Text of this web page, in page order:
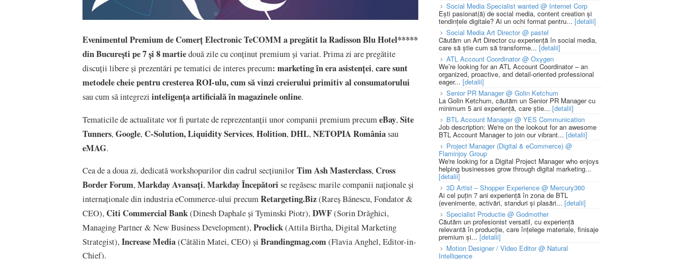
Evenimentul Premium de Comerț Electronic TeCOMM a pregătit la Radisson Blu Hotel*****
din București pe 7 și 8 martiedouă zile cu conținut premium și variat. Prima zi are pregătite
discuții libere și prezentări pe tematici de interes precum: marketing în era asistenței, care sunt
metodele cheie pentru cresterea ROI-ulu, cum să vinzi creierului primitiv al consumatorului
sau cum să integrezi inteligența artificială în magazinele online.
Tematicile de actualitate vor fi purtate de reprezentanții unor companii premium precumeBay, Site
Tunners, Google, C-Solution,Liquidity Services, Holition, DHL, NETOPIA Româniasau
eMAG.
Cea de a doua zi, dedicată workshopurilor din cadrul secțiunilorTim Ash Masterclass, Cross
Border Forum, Markday Avansați, Markday Începători se regăsesc marile companii naționale și
internaționale din industria eCommerce-ului precumRetargeting.Biz(Rareș Bănescu, Fondator &
CEO), Citi Commercial Bank(Dinesh Daphale și Tyminski Piotr), DWF(Sorin Drăghici,
Managing Partner & New Business Development), Proclick(Attila Birtha, Digital Marketing
Strategist), Increase Media(Cătălin Matei, CEO) și Brandingmag.com(Flavia Anghel, Editor-in-
Chief).
Social Media Specialist wanted @ Internet Corp
Ești pasionat(ă) de social media, content creation și
tendințele digitale? Ai un ochi format pentru... [detalii]
Social Media Art Director @ pastel
Căutăm un Art Director cu experiență în social media,
care să știe cum să transforme... [detalii]
ATL Account Coordinator @ Oxygen
We’re looking for an ATL Account Coordinator – an
organized, proactive, and detail-oriented professional
eager... [detalii]
Senior PR Manager @ Golin Ketchum
La Golin Ketchum, căutăm un Senior PR Manager cu
minimum 5 ani experiență, care știe... [detalii]
BTL Account Manager @ YES Communication
Job description: We're on the lookout for an awesome
BTL Account Manager to join our vibrant... [detalii]
Project Manager (Digital & eCommerce) @
Flaminjoy Group
We're looking for a Digital Project Manager who enjoys
helping businesses grow through digital marketing...
[detalii]
3D Artist – Shopper Experience @ Mercury360
Ai cel puțin 7 ani experiență în zona de BTL
(evenimente, activări, standuri și plasări... [detalii]
Specialist Productie @ Godmother
Căutăm un profesionist versatil, cu experiență
relevantă în producție, care înțelege materiale, finisaje
premium și... [detalii]
Motion Designer / Video Editor @ Natural
Intelligence